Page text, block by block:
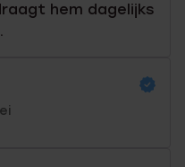
hem dagelijks